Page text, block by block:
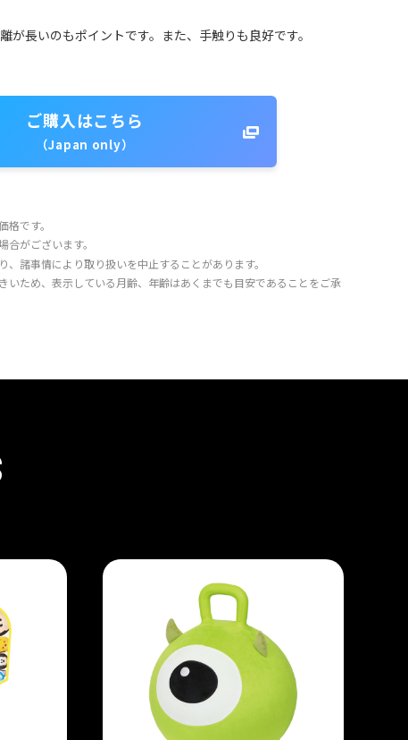
が長いのもポイントです。また、手触りも良好です。
ご購入はこちら
（Japan only）
です。
がございます。
諸事情により取り扱いを中止することがあります。
いため、表示している月齢、年齢はあくまでも目安であることをご承